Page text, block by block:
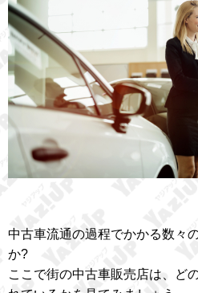
中古車流通の過程でかかる数々
か?
ここで街の中古車販売店は、ど